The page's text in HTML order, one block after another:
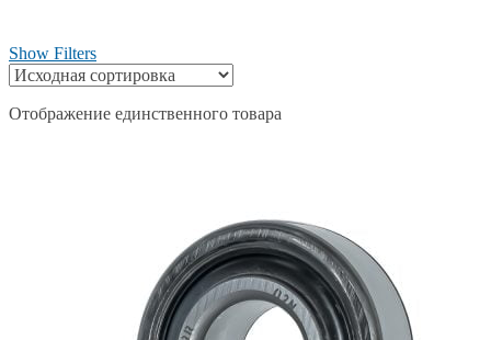
Show Filters
Отображение единственного товара